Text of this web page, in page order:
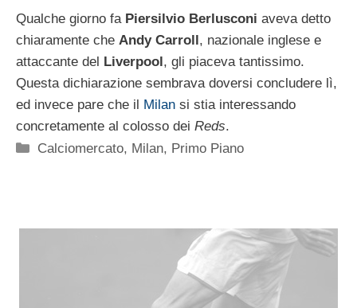
Qualche giorno fa Piersilvio Berlusconi aveva detto
chiaramente che Andy Carroll, nazionale inglese e
attaccante del Liverpool, gli piaceva tantissimo.
Questa dichiarazione sembrava doversi concludere lì,
ed invece pare che il Milan si stia interessando
concretamente al colosso dei Reds.
Categorie
Calciomercato, Milan, Primo Piano